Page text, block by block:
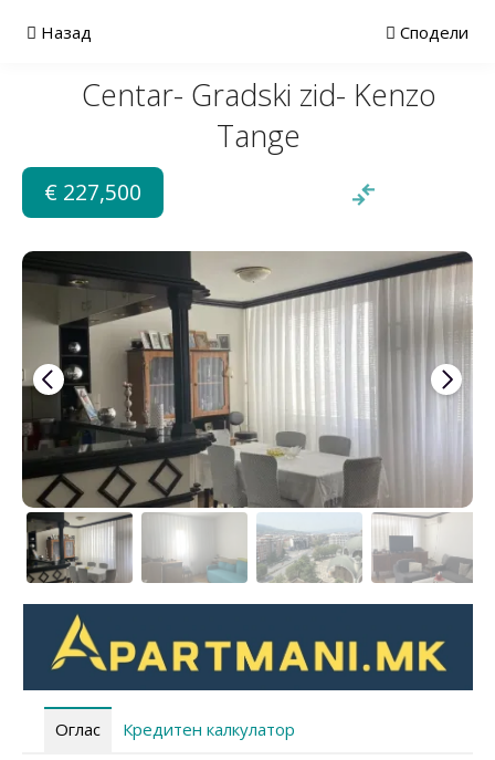
Назад Сподели
Centar- Gradski zid- Kenzo
Tange
€ 227,500
Оглас Кредитен калкулатор